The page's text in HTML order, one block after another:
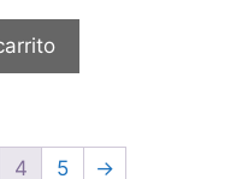
4 5 →